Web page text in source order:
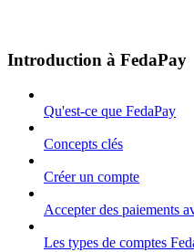
Introduction à FedaPay
Qu'est-ce que FedaPay
Concepts clés
Créer un compte
Accepter des paiements
Les types de comptes